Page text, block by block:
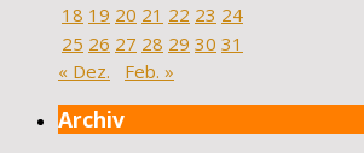
18 19 20 21 22 23 24
25 26 27 28 29 30 31
« Dez.
Feb. »
Archiv